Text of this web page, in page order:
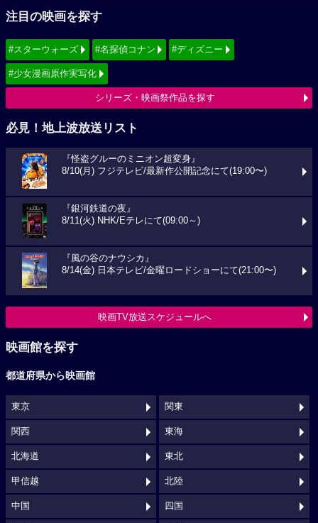
注目の映画を探す
#スターウォーズ #名探偵コナン #ディズニー
#少女漫画原作実写化
シリーズ・映画祭作品を探す
必見！地上波放送リスト
『怪盗グルーのミニオン超変身』
8/10(月) フジテレビ/最新作公開記念にて(19:00〜)
『銀河鉄道の夜』
8/11(火) NHK/Eテレにて(09:00～)
『風の谷のナウシカ』
8/14(金) 日本テレビ/金曜ロードショーにて(21:00〜)
映画TV放送スケジュールへ
映画館を探す
都道府県から映画館
東京 関東
関西 東海
北海道 東北
甲信越 北陸
中国 四国